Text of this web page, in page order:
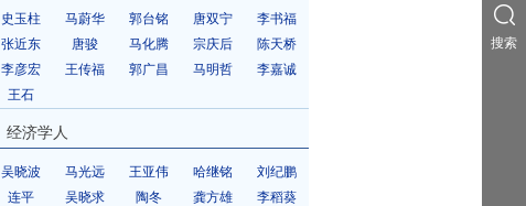
史玉柱 马蔚华 郭台铭 唐双宁
李书福
张近东
唐骏 马化腾 宗庆后
陈天桥
李彦宏
王传福 郭广昌 马明哲
李嘉诚
王石
经济学人
吴晓波 马光远 王亚伟 哈继铭
刘纪鹏
连平
吴晓求 陶冬 龚方雄
李稻葵
搜索